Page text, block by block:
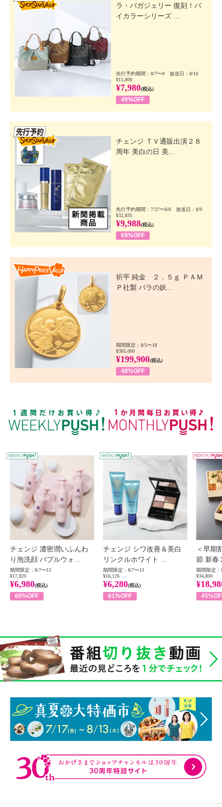
ラ・バガジェリー 復刻！バ
イカラーシリーズ ...
先行予約期間：8/7〜9 放送日：8/10
¥15,800
¥7,980(税込)
49%OFF
チェンジ ＴＶ通販出演２８
周年 美白の日 美...
先行予約期間：7/27〜8/8 放送日：8/9
¥32,835
¥9,988(税込)
69%OFF
祈平 純金 ２．５ｇ ＰＡＭ
Ｐ社製 バラの妖...
期間限定：8/5〜18
¥385,000
¥199,900(税込)
48%OFF
WEEKLY PUSH
チェンジ 濃密潤いふんわ
り泡洗顔 バブルウォ...
期間限定：8/7〜13
¥17,820
¥6,980(税込)
60%OFF
チェンジ シワ改善＆美白
リンクルホワイト ...
期間限定：8/7〜13
¥16,126
¥6,280(税込)
61%OFF
＜早期
節 新春
期間限定：
¥34,800